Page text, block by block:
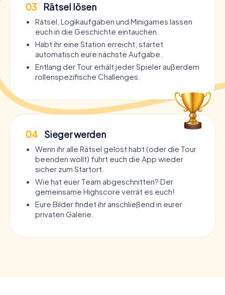
03 Rätsel lösen
Rätsel, Logikaufgaben und Minigames lassen
euch in die Geschichte eintauchen.
Habt ihr eine Station erreicht, startet
automatisch eure nächste Aufgabe.
Entlang der Tour erhält jeder Spieler außerdem
rollenspezifische Challenges.
04 Sieger werden
Wenn ihr alle Rätsel gelöst habt (oder die Tour
beenden wollt) führt euch die App wieder
sicher zum Startort.
Wie hat euer Team abgeschnitten? Der
gemeinsame Highscore verrät es euch!
Eure Bilder findet ihr anschließend in eurer
privaten Galerie.